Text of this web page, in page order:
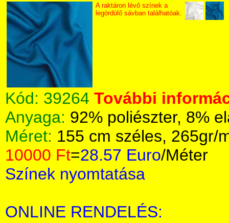
A raktáron lévő színek a
legördülő sávban találhatóak.
Kód: 39264 További
Anyaga: 92% poliészter, 8%
Méret: 155 cm széles, 265gr/
10000 Ft=28.57 Euro/Méter
Színek nyomtatása
ONLINE RENDELÉS: